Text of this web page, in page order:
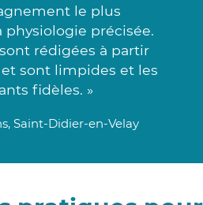
le plus
physiologie précisée.
rédigées à partir
sont limpides et les
fidèles. »
Saint-Didier-en-Velay